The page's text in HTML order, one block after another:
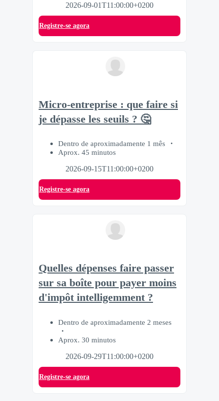
2026-09-01T11:00:00+0200
Registre-se agora
Micro-entreprise : que faire si
je dépasse les seuils ? 🤔
Dentro de aproximadamente 1 mês
Aprox. 45 minutos
2026-09-15T11:00:00+0200
Registre-se agora
Quelles dépenses faire passer
sur sa boîte pour payer moins
d'impôt intelligemment ?
Dentro de aproximadamente 2 meses
Aprox. 30 minutos
2026-09-29T11:00:00+0200
Registre-se agora